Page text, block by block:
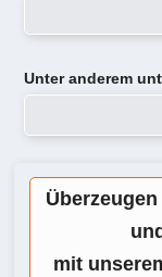
Unter anderem
mit